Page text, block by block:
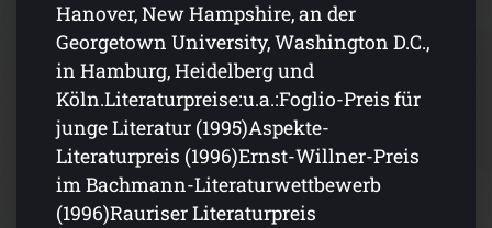
Hanover, New Hampshire, an der
Georgetown University, Washington D.C.,
in Hamburg, Heidelberg und
Köln.Literaturpreise:u.a.:Foglio-Preis für
junge Literatur (1995)Aspekte-
Literaturpreis (1996)Ernst-Willner-Preis
im Bachmann-Literaturwettbewerb
(1996)Rauriser Literaturpreis